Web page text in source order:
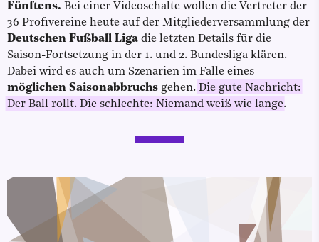
Fünftens. Bei einer Videoschalte wollen die Vertreter der
36 Profivereine heute auf der Mitgliederversammlung der
Deutschen Fußball Liga die letzten Details für die
Saison-Fortsetzung in der 1. und 2. Bundesliga klären.
Dabei wird es auch um Szenarien im Falle eines
möglichen Saisonabbruchs gehen. Die gute Nachricht:
Der Ball rollt. Die schlechte: Niemand weiß wie lange.